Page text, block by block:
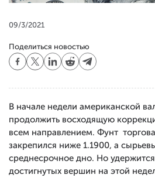
09/3/2021
Поделиться новостью
В начале недели американской
продолжить восходящую
всем направлением. Фунт
закрепился ниже 1.1900, а
среднесрочное дно. Но
достигнутых вершин на этой